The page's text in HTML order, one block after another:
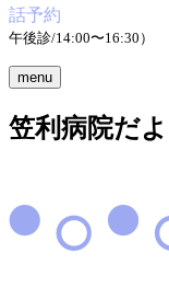
話予
午後診/14:00〜16:30）
menu
笠利病院だよ